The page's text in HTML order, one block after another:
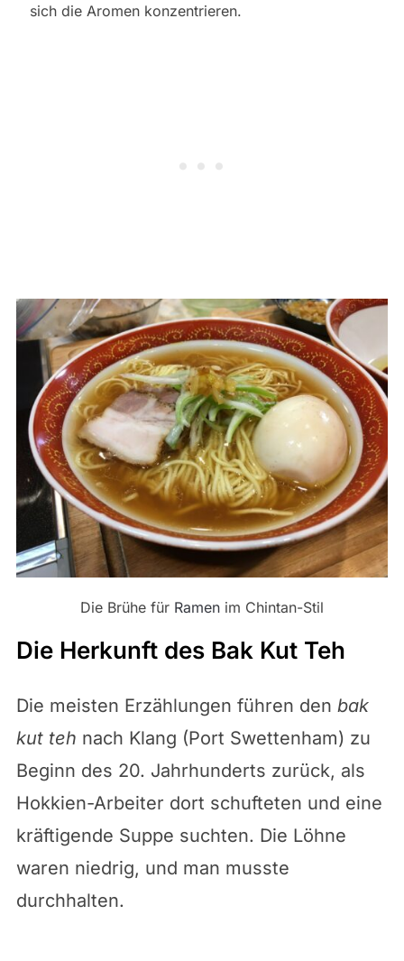
sich die Aromen konzentrieren.
Die Brühe für Ramen im Chintan-Stil
Die Herkunft des Bak Kut Teh
Die meisten Erzählungen führen den bak
kut teh nach Klang (Port Swettenham) zu
Beginn des 20. Jahrhunderts zurück, als
Hokkien-Arbeiter dort schufteten und eine
kräftigende Suppe suchten. Die Löhne
waren niedrig, und man musste
durchhalten.